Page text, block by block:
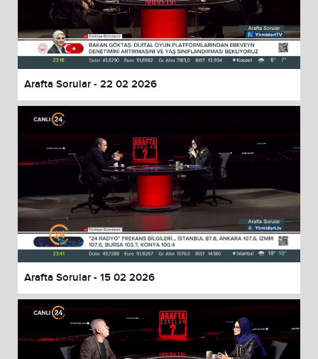
Arafta Sorular - 22 02 2026
Arafta Sorular - 15 02 2026